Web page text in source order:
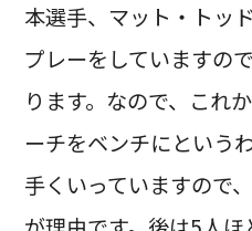
本選手、マット・トッ
プレーをしていますの
ります。なので、これ
ーチをベンチにという
手くいっていますので